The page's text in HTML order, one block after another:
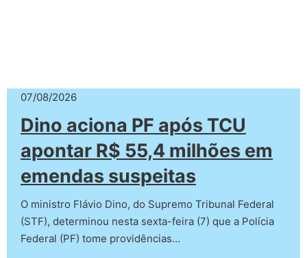
07/08/2026
Dino aciona PF após TCU
apontar R$ 55,4 milhões em
emendas suspeitas
O ministro Flávio Dino, do Supremo Tribunal Federal
(STF), determinou nesta sexta-feira (7) que a Polícia
Federal (PF) tome providências…